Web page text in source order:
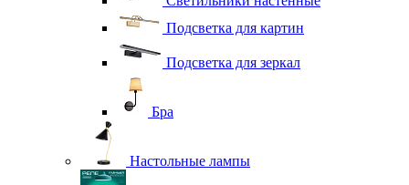
Подсветка для картин
Подсветка для зеркал
Бра
Настольные лампы